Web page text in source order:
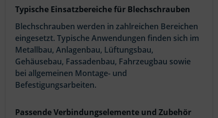
Typische Einsatzbereiche für Blechschrauben
Blechschrauben werden in zahlreichen Bereichen
eingesetzt. Typische Anwendungen finden sich im
Metallbau, Anlagenbau, Lüftungsbau,
Gehäusebau, Fassadenbau, Fahrzeugbau sowie
bei allgemeinen Montage- und
Befestigungsarbeiten.
Passende Verbindungselemente und Zubehör